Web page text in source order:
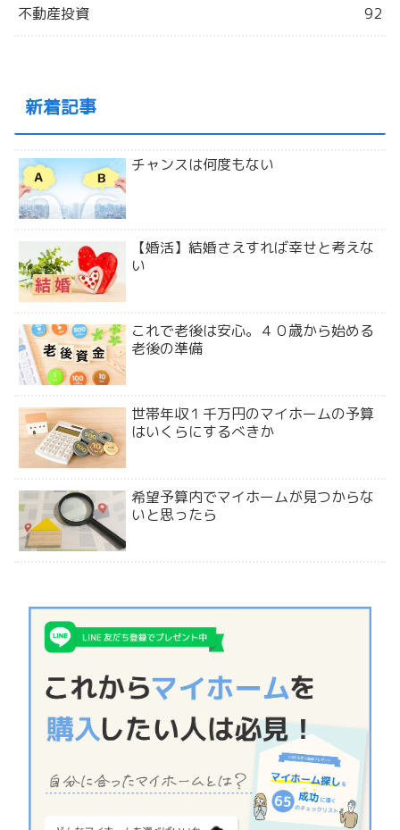
不動産投資 92
新着記事
チャンスは何度もない
【婚活】結婚さえすれば幸せと考えな
い
これで老後は安心。４０歳から始める
老後の準備
世帯年収１千万円のマイホームの予算
はいくらにするべきか
希望予算内でマイホームが見つからな
いと思ったら